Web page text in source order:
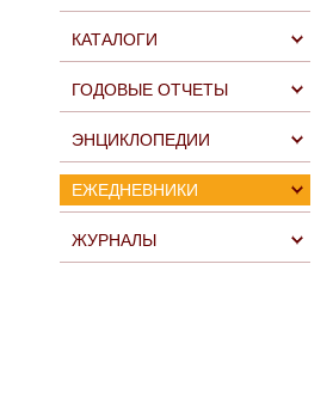
КАТАЛОГИ
ГОДОВЫЕ ОТЧЕТЫ
ЭНЦИКЛОПЕДИИ
ЕЖЕДНЕВНИКИ
ЖУРНАЛЫ